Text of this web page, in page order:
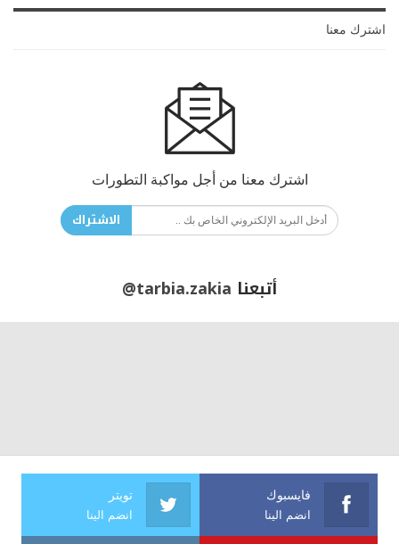
اشترك معنا
اشترك معنا من أجل مواكبة التطورات
الاشتراك
أتبعنا @tarbia.zakia
فايسبوك
انضم الينا
تويتر
انضم الينا